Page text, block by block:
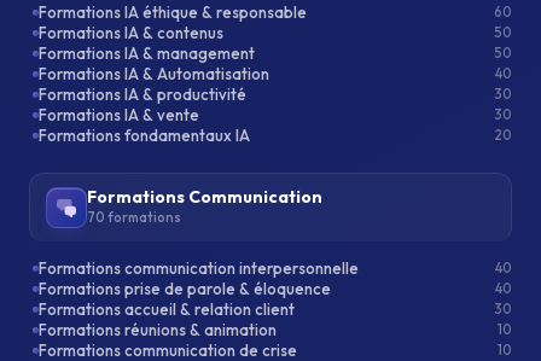
Formations IA éthique & responsable 60
Formations IA & contenus 50
Formations IA & management 50
Formations IA & Automatisation 40
Formations IA & productivité 30
Formations IA & vente 30
Formations fondamentaux IA 20
Formations Communication
70 formations
Formations communication interpersonnelle 40
Formations prise de parole & éloquence 40
Formations accueil & relation client 30
Formations réunions & animation 10
Formations communication de crise 10